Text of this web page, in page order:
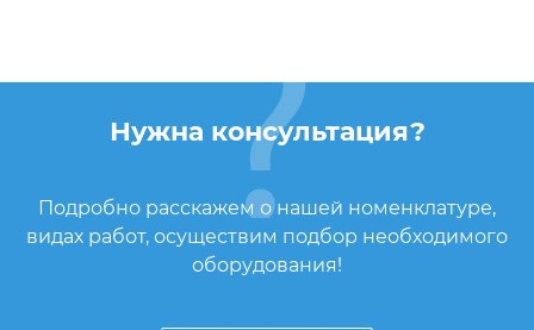
Нужна консультация?
Подробно расскажем о нашей номенклатуре,
видах работ, осуществим подбор необходимого
оборудования!